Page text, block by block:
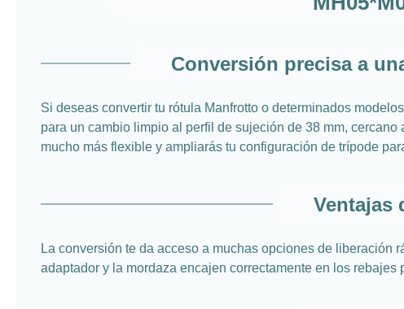
Conversión precisa a
Si deseas convertir tu rótula Manfrotto o determinados
para un cambio limpio al perfil de sujeción de 38 mm,
mucho más flexible y ampliarás tu configuración de trípode
Ventajas
La conversión te da acceso a muchas opciones de liberación
adaptador y la mordaza encajen correctamente en los